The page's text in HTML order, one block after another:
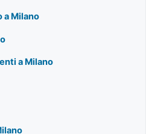
a Milano
a Milano